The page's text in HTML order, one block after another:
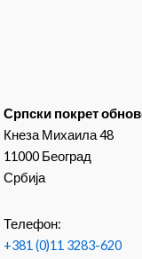
Српски покрет
Кнеза Михаила 48
11000 Београд
Србија
Телефон:
+381 (0)11 3283-620